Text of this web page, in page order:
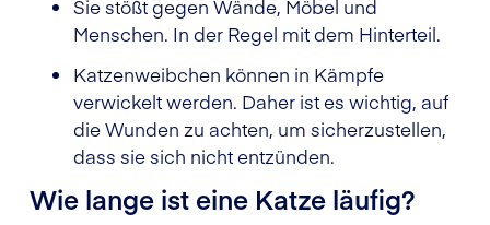
Sie stößt gegen Wände, Möbel und
Menschen. In der Regel mit dem Hinterteil.
Katzenweibchen können in Kämpfe
verwickelt werden. Daher ist es wichtig, auf
die Wunden zu achten, um sicherzustellen,
dass sie sich nicht entzünden.
Wie lange ist eine Katze läufig?